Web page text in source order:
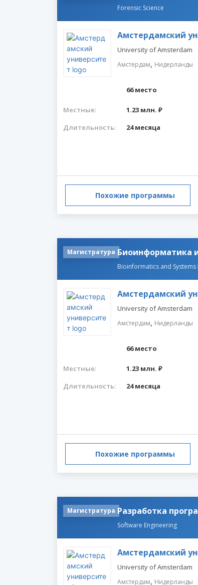
Forensic Science
Амстердамский
University of Amsterdam
Амстердам, Нидерланды
66 место
Местные: 1.23 млн. ₽
Длительность:
24 месяца
Похожие программы
Магистратура Биоинформатика
Bioinformatics and
Амстердамский
University of Amsterdam
Амстердам, Нидерланды
66 место
Местные: 1.23 млн. ₽
Длительность:
24 месяца
Похожие программы
Магистратура Разработка
Software Engineering
Амстердамский
University of Amsterdam
Амстердам, Нидерланды